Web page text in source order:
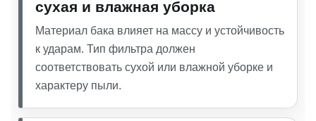
сухая и влажная уборка
Материал бака влияет на массу и устойчивость
к ударам. Тип фильтра должен
соответствовать сухой или влажной уборке и
характеру пыли.